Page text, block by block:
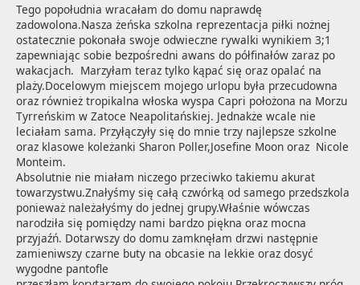
Tego popołudnia wracałam do domu naprawdę
zadowolona.Nasza żeńska szkolna reprezentacja piłki nożnej
ostatecznie pokonała swoje odwieczne rywalki wynikiem 3;1
zapewniając sobie bezpośredni awans do półfinałów zaraz po
wakacjach.  Marzyłam teraz tylko kąpać się oraz opalać na
plaży.Docelowym miejscem mojego urlopu była przecudowna
oraz również tropikalna włoska wyspa Capri położona na Morzu
Tyrreńskim w Zatoce Neapolitańskiej. Jednakże wcale nie
leciałam sama. Przyłączyły się do mnie trzy najlepsze szkolne
oraz klasowe koleżanki Sharon Poller,Josefine Moon oraz  Nicole
Monteim.
Absolutnie nie miałam niczego przeciwko takiemu akurat
towarzystwu.Znałyśmy się całą czwórką od samego przedszkola
ponieważ należałyśmy do jednej grupy.Właśnie wówczas
narodziła się pomiędzy nami bardzo piękna oraz mocna
przyjaźń. Dotarwszy do domu zamknęłam drzwi następnie
zamieniwszy czarne buty na obcasie na lekkie oraz dosyć
wygodne pantofle